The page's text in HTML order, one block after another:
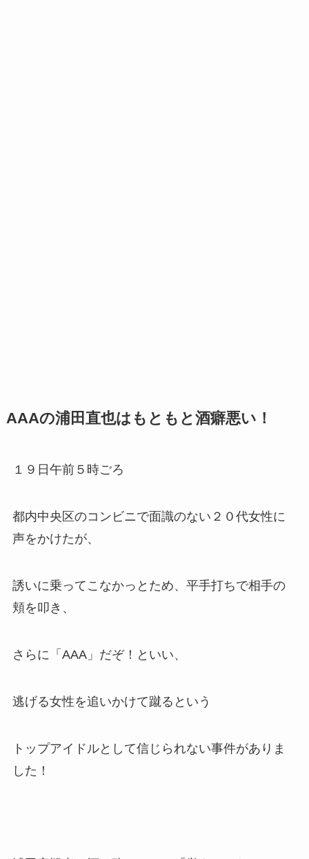
AAAの浦田直也はもともと酒癖悪い！
１９日午前５時ごろ
都内中央区のコンビニで面識のない２０代女性に
声をかけたが、
誘いに乗ってこなかっとため、平手打ちで相手の
頬を叩き、
さらに「AAA」だぞ！といい、
逃げる女性を追いかけて蹴るという
トップアイドルとして信じられない事件がありま
した！